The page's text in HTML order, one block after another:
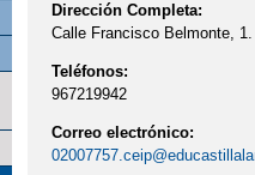
Dirección Completa:
Calle Francisco Belmonte,
Teléfonos:
967219942
Correo electrónico: